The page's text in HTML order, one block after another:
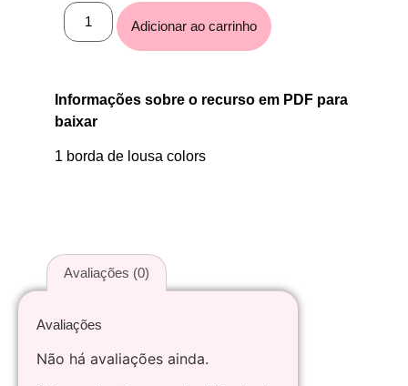
Adicionar ao carrinho
Informações sobre o recurso em PDF para
baixar
1 borda de lousa colors
Avaliações (0)
Avaliações
Não há avaliações ainda.